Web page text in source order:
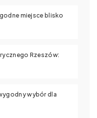
miejsce blisko
Rzeszów:
wybór dla